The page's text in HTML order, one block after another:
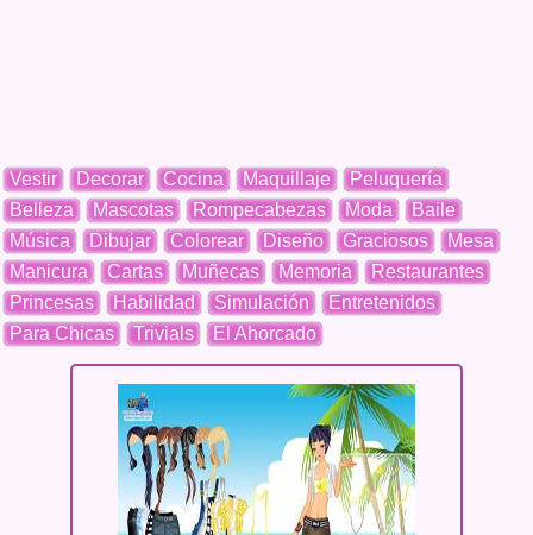
Vestir Decorar Cocina Maquillaje
Peluquería
Belleza
Mascotas Rompecabezas Moda
Baile
Música
Dibujar Colorear Diseño Graciosos
Mesa
Manicura
Cartas Muñecas Memoria
Restaurantes
Princesas
Habilidad Simulación
Entretenidos
Para Chicas
Trivials El Ahorcado